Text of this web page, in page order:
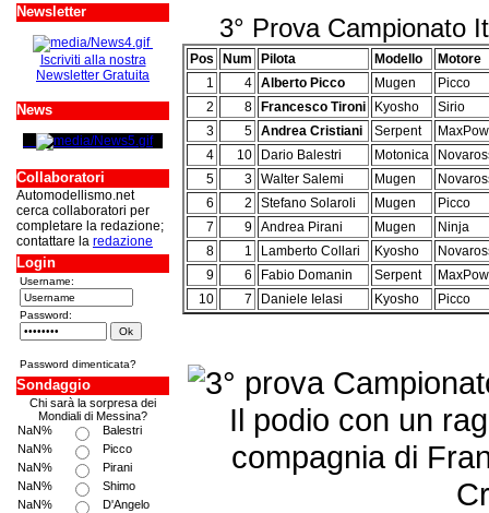
Newsletter
Iscriviti alla nostra
Newsletter Gratuita
News
Collaboratori
Automodellismo.net
cerca collaboratori per
completare la redazione;
contattare la redazione
Login
Username:
Password:
Password dimenticata?
Sondaggio
Chi sarà la sorpresa dei
Mondiali di Messina?
NaN%
Balestri
NaN%
Picco
NaN%
Pirani
NaN%
Shimo
NaN%
D'Angelo
3° Prova Campionato
Pos Num Pilota Modello
Motore
1
4 Alberto Picco Mugen
Picco
2
8 Francesco Tironi Kyosho
Sirio
3
5 Andrea Cristiani Serpent
4
10 Dario Balestri Motonica
5
3 Walter Salemi Mugen
6
2 Stefano Solaroli Mugen
Picco
7
9 Andrea Pirani Mugen
Ninja
8
1 Lamberto Collari Kyosho
9
6 Fabio Domanin Serpent
10
7 Daniele Ielasi Kyosho Picco
Il podio con un
compagnia di